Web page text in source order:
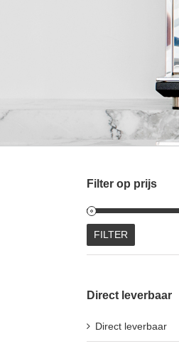
Filter op prijs
FILTER
Direct leverbaar
Direct leverbaar